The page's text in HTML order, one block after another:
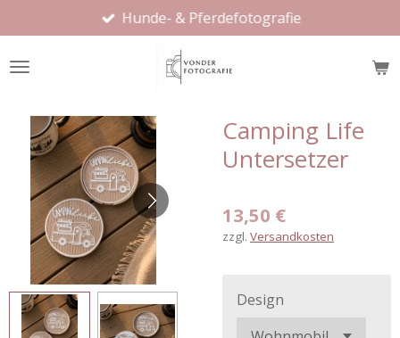
Hauptinhalt
springen
Hunde- & Pferdefotografie
Camping Life
Untersetzer
13,50 €
zzgl. Versandkosten
Design